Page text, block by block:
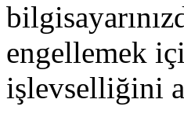
engellemek
işlevselliğini